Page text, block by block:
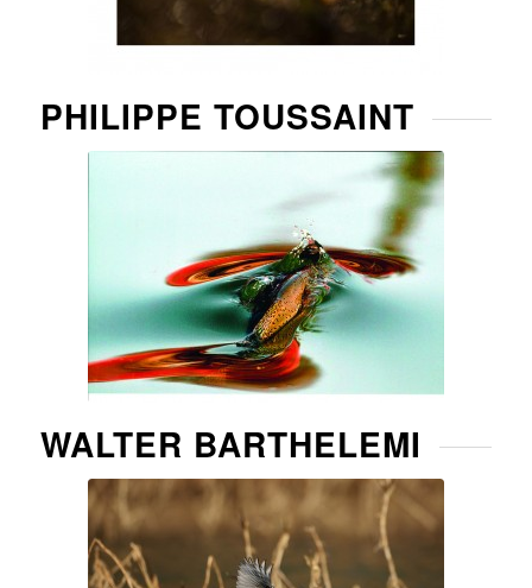
PHILIPPE TOUSSAINT
WALTER BARTHELEMI